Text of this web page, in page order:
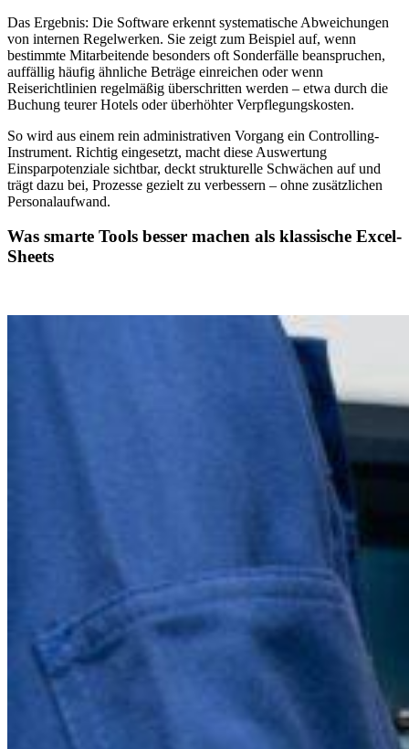
Das Ergebnis: Die Software erkennt systematische Abweichungen
von internen Regelwerken. Sie zeigt zum Beispiel auf, wenn
bestimmte Mitarbeitende besonders oft Sonderfälle beanspruchen,
auffällig häufig ähnliche Beträge einreichen oder wenn
Reiserichtlinien regelmäßig überschritten werden – etwa durch die
Buchung teurer Hotels oder überhöhter Verpflegungskosten.
So wird aus einem rein administrativen Vorgang ein Controlling-
Instrument. Richtig eingesetzt, macht diese Auswertung
Einsparpotenziale sichtbar, deckt strukturelle Schwächen auf und
trägt dazu bei, Prozesse gezielt zu verbessern – ohne zusätzlichen
Personalaufwand.
Was smarte Tools besser machen als klassische Excel-
Sheets